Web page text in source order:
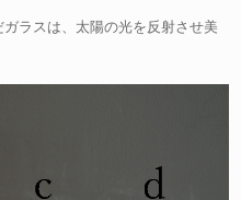
ラスは、太陽の光を反射させ美